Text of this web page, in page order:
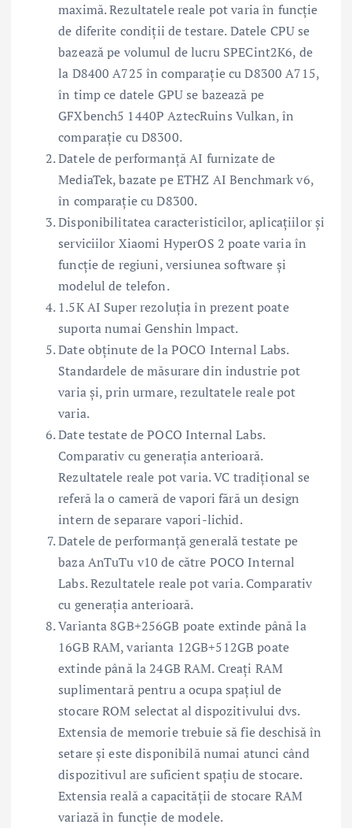
maximă. Rezultatele reale pot varia în funcție
de diferite condiții de testare. Datele CPU se
bazează pe volumul de lucru SPECint2K6, de
la D8400 A725 în comparație cu D8300 A715,
în timp ce datele GPU se bazează pe
GFXbench5 1440P AztecRuins Vulkan, în
comparație cu D8300.
Datele de performanță AI furnizate de
MediaTek, bazate pe ETHZ AI Benchmark v6,
în comparație cu D8300.
Disponibilitatea caracteristicilor, aplicațiilor și
serviciilor Xiaomi HyperOS 2 poate varia în
funcție de regiuni, versiunea software și
modelul de telefon.
1.5K AI Super rezoluția în prezent poate
suporta numai Genshin lmpact.
Date obținute de la POCO Internal Labs.
Standardele de măsurare din industrie pot
varia și, prin urmare, rezultatele reale pot
varia.
Date testate de POCO Internal Labs.
Comparativ cu generația anterioară.
Rezultatele reale pot varia. VC tradițional se
referă la o cameră de vapori fără un design
intern de separare vapori-lichid.
Datele de performanță generală testate pe
baza AnTuTu v10 de către POCO Internal
Labs. Rezultatele reale pot varia. Comparativ
cu generația anterioară.
Varianta 8GB+256GB poate extinde până la
16GB RAM, varianta 12GB+512GB poate
extinde până la 24GB RAM. Creați RAM
suplimentară pentru a ocupa spațiul de
stocare ROM selectat al dispozitivului dvs.
Extensia de memorie trebuie să fie deschisă în
setare și este disponibilă numai atunci când
dispozitivul are suficient spațiu de stocare.
Extensia reală a capacității de stocare RAM
variază în funcție de modele.